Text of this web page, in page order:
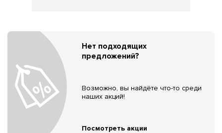
Нет подходящих
предложений?
Возможно, вы найдёте что-то среди
наших акций!
Посмотреть акции